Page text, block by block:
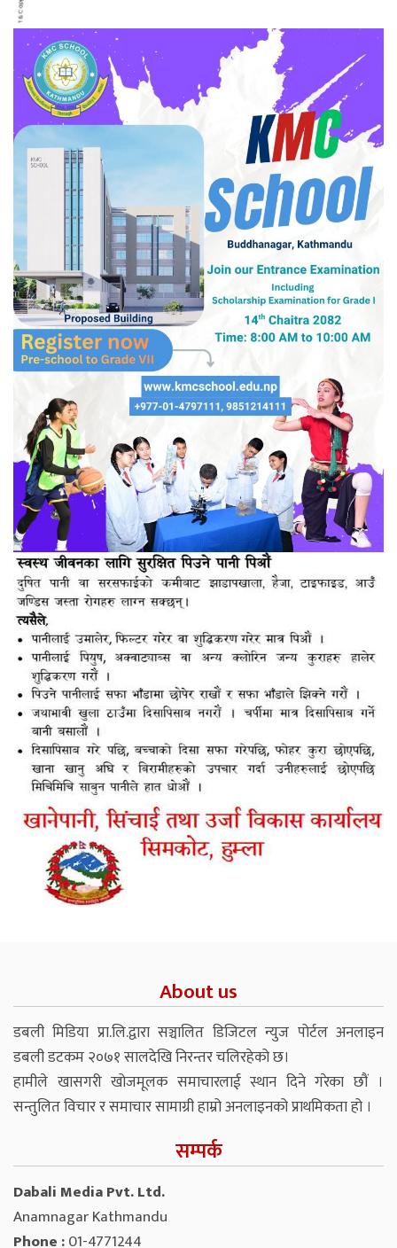
About us
डबली मिडिया प्रा.लि.द्वारा सञ्चालित डिजिटल न्युज पोर्टल अनलाइन
डबली डटकम २०७१ सालदेखि निरन्तर चलिरहेको छ।
हामीले खासगरी खोजमूलक समाचारलाई स्थान दिने गरेका छौं ।
सन्तुलित विचार र समाचार सामाग्री हाम्रो अनलाइनको प्राथमिकता हो ।
सम्पर्क
Dabali Media Pvt. Ltd.
Anamnagar Kathmandu
Phone :01-4771244